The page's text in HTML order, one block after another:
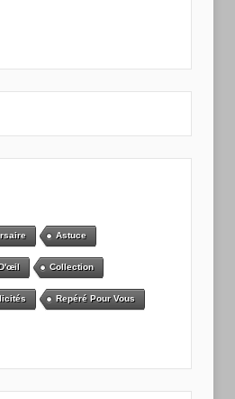
Astuce
Collection
Repéré Pour Vous